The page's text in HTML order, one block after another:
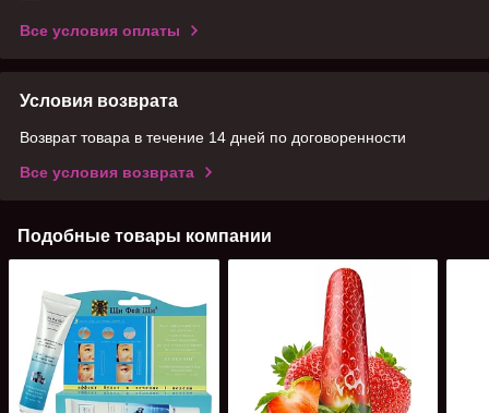
Все условия оплаты
Условия возврата
Возврат товара в течение 14 дней по договоренности
Все условия возврата
Подобные товары компании